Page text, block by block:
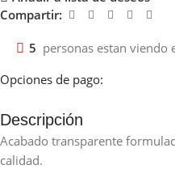
Compartir:
5 personas estan viendo
Opciones de pago:
Descripción
Acabado transparente
calidad.